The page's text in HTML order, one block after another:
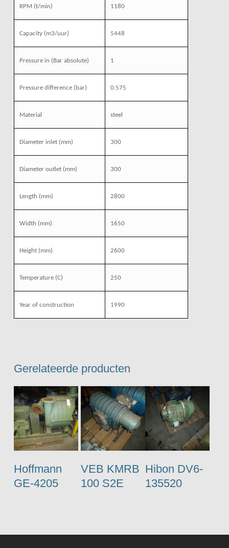
RPM (t/min) 1180
Capacity(m3/uur) 5448
Pressurein (Bar absolute) 1
Pressure difference (bar) 0.575
Material steel
Diameter inlet(mm) 300
Diameter outlet(mm) 300
Length (mm) 2800
Width (mm) 1650
Height(mm) 2600
Temperature(C) 250
Year of construction 1990
Gerelateerde producten
Hoffmann
GE-4205
VEB KMRB
100 S2E
Hibon DV6-
135520